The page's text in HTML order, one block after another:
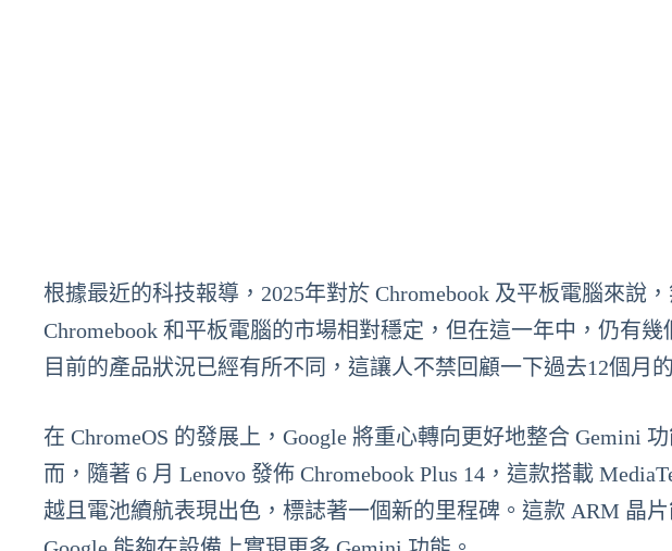
根據最近的科技報導，2025年對於 Chromebook 及平板電腦來說
Chromebook 和平板電腦的市場相對穩定，但在這一年中，仍有
目前的產品狀況已經有所不同，這讓人不禁回顧一下過去12個月
在 ChromeOS 的發展上，Google 將重心轉向更好地整合 Gemini
而，隨著 6 月 Lenovo 發佈 Chromebook Plus 14，這款搭載
越且電池續航表現出色，標誌著一個新的里程碑。這款 ARM 晶